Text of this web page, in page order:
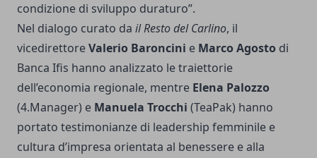
condizione di sviluppo duraturo”.
Nel dialogo curato da il Resto del Carlino, il
vicedirettoreValerio Baroncini e Marco Agosto di
Banca Ifis hanno analizzato le traiettorie
dell’economia regionale, mentre Elena Palozzo
(4.Manager) e Manuela Trocchi (TeaPak) hanno
portato testimonianze di leadership femminile e
cultura d’impresa orientata al benessere e alla